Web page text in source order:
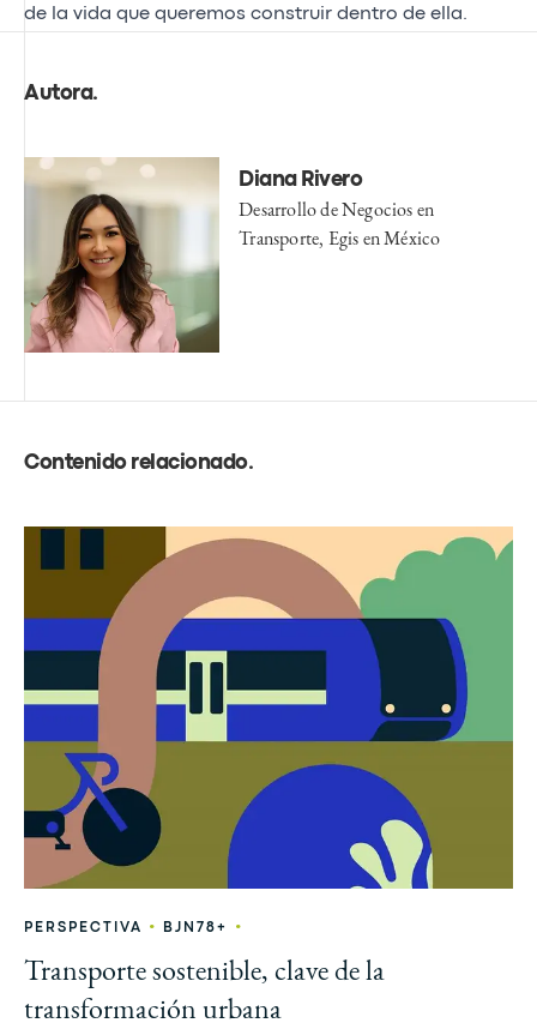
de la vida que queremos construir dentro de ella.
Autora .
Diana Rivero
Desarrollo de Negocios en
Transporte, Egis en México
Contenido relacionado.
PERSPECTIVA • BJN78+ •
Transporte sostenible, clave de la
transformación urbana